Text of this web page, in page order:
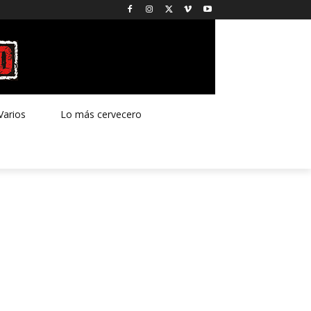
Lo más cervecero